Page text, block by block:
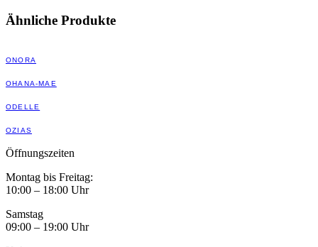
Ähnliche Produkte
ONORA
OHANA-MAE
ODELLE
OZIAS
Öffnungszeiten
Montag bis Freitag:
10:00 – 18:00 Uhr
Samstag
09:00 – 19:00 Uhr